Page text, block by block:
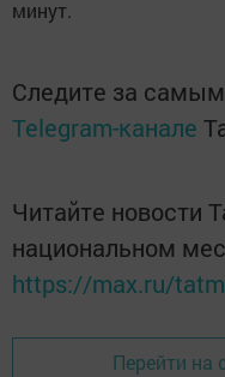
минут.
Следите за
Telegram-канале
Читайте новости
национальном
https://max.ru/
Перейти на